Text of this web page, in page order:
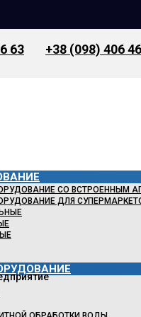
63 +38 (098) 406
СО ВСТРОЕННЫМ
ДЛЯ